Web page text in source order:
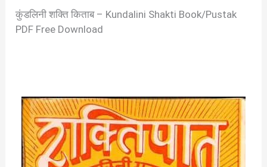
कुंडलिनी शक्ति किताब – Kundalini Shakti Book/Pustak
PDF Free Download